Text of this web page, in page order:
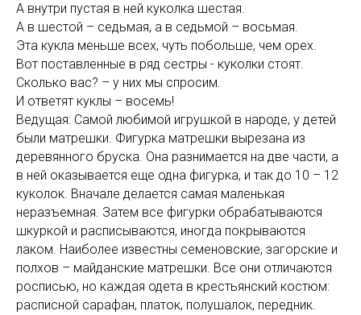
А внутри пустая в ней куколка шестая.
А в шестой – седьмая, а в седьмой – восьмая.
Эта кукла меньше всех, чуть побольше, чем орех.
Вот поставленные в ряд сестры - куколки стоят.
Сколько вас? – у них мы спросим.
И ответят куклы – восемь!
Ведущая: Самой любимой игрушкой в народе, у детей
были матрешки. Фигурка матрешки вырезана из
деревянного бруска. Она разнимается на две части, а
в ней оказывается еще одна фигурка, и так до 10 – 12
куколок. Вначале делается самая маленькая
неразъемная. Затем все фигурки обрабатываются
шкуркой и расписываются, иногда покрываются
лаком. Наиболее известны семеновские, загорские и
полхов – майданские матрешки. Все они отличаются
росписью, но каждая одета в крестьянский костюм:
расписной сарафан, платок, полушалок, передник.